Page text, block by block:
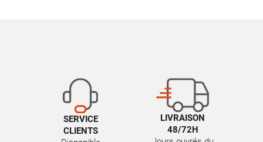
SERVICE
CLIENTS
LIVRAISON
48/72H